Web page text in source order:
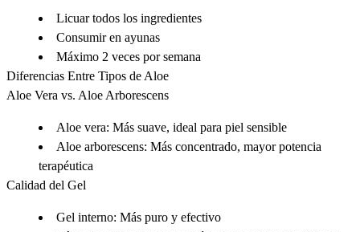
Licuar todos los ingredientes
Consumir en ayunas
Máximo 2 veces por semana
Diferencias Entre Tipos de Aloe
Aloe Vera vs. Aloe Arborescens
Aloe vera: Más suave, ideal para piel sensible
Aloe arborescens: Más concentrado, mayor potencia
terapéutica
Calidad del Gel
Gel interno: Más puro y efectivo